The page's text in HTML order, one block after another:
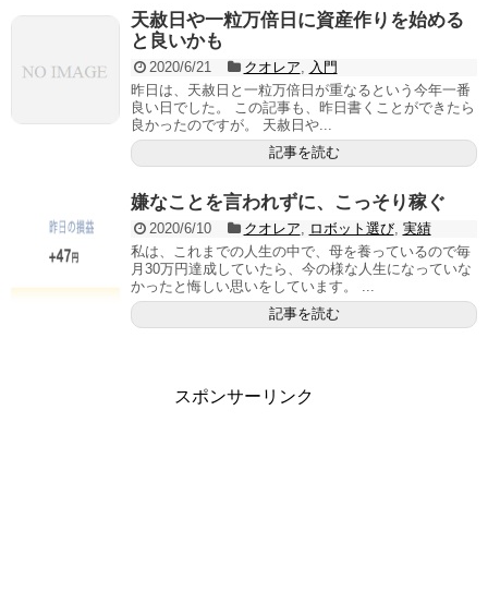
天赦日や一粒万倍日に資産作りを始める
と良いかも
2020/6/21 クオレア
入門
昨日は、天赦日と一粒万倍日が重なるという今年一番
良い日でした。 この記事も、昨日書くことができたら
良かったのですが。 天赦日や...
記事を読む
嫌なことを言われずに、こっそり稼ぐ
2020/6/10 クオレア ロボット選び, 実績
私は、これまでの人生の中で、母を養っているので毎
月30万円達成していたら、今の様な人生になっていな
かったと悔しい思いをしています。 ...
記事を読む
スポンサーリンク